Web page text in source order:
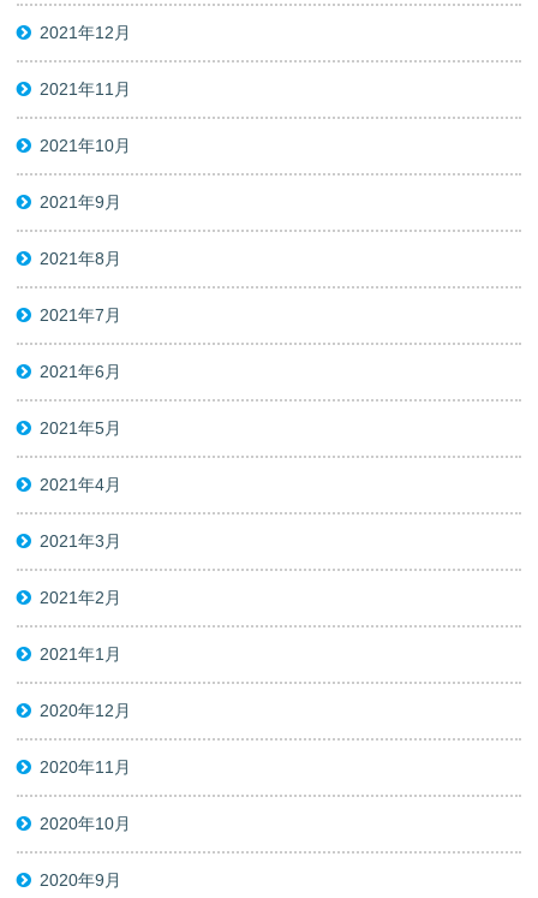
2021年12月
2021年11月
2021年10月
2021年9月
2021年8月
2021年7月
2021年6月
2021年5月
2021年4月
2021年3月
2021年2月
2021年1月
2020年12月
2020年11月
2020年10月
2020年9月